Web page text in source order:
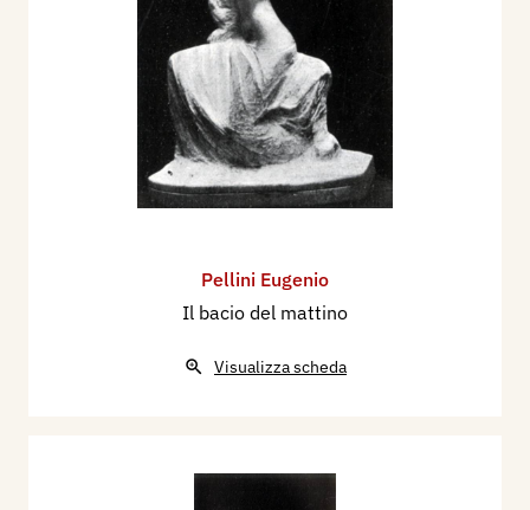
Pellini Eugenio
Il bacio del mattino
Visualizza scheda